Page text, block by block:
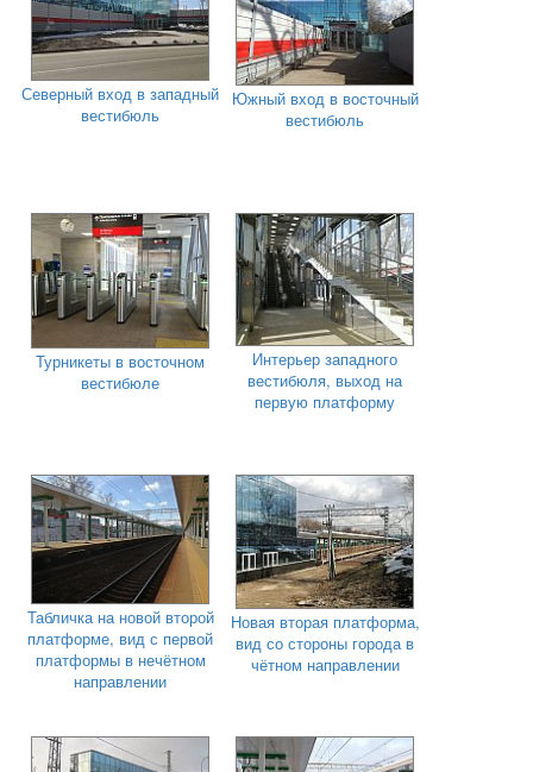
Северный вход в западный
вестибюль
Южный вход в восточный
вестибюль
Турникеты в восточном
вестибюле
Интерьер западного
вестибюля, выход на
первую платформу
Табличка на новой второй
платформе, вид с первой
платформы в нечётном
направлении
Новая вторая платформа,
вид со стороны города в
чётном направлении